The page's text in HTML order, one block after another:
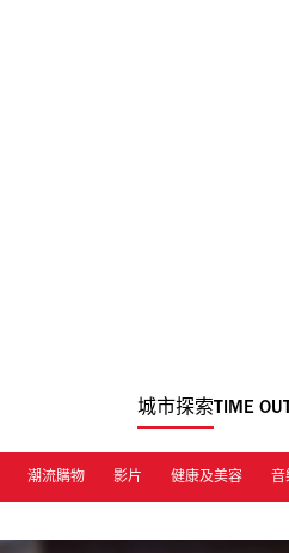
城市探索TIME
潮流購物 影片 健康及美容 音